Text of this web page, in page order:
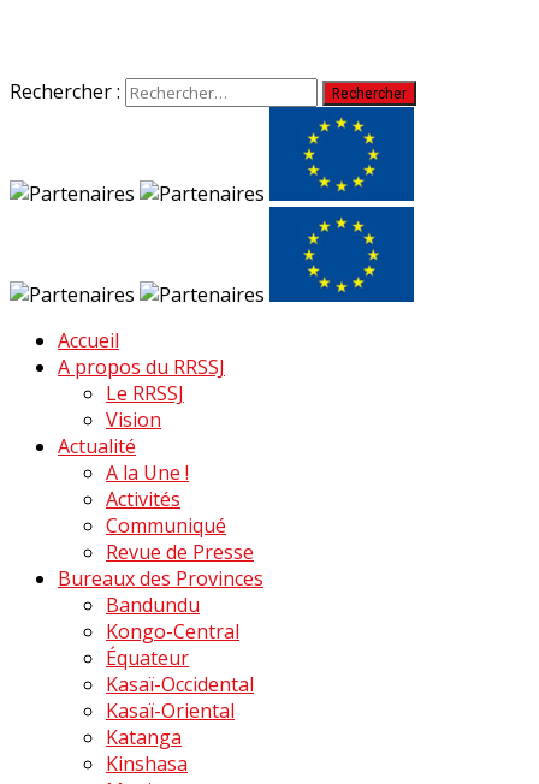
Rechercher :
Accueil
A propos du RRSSJ
Le RRSSJ
Vision
Actualité
A la Une !
Activités
Communiqué
Revue de Presse
Bureaux des Provinces
Bandundu
Kongo-Central
Équateur
Kasaï-Occidental
Kasaï-Oriental
Katanga
Kinshasa